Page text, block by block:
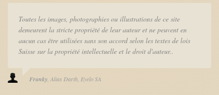
Toutes les images, photographies ou illustrations de ce site
demeurent la stricte propriété de leur auteur et ne peuvent en
aucun cas être utilisées sans son accord selon les textes de lois
Suisse sur la propriété intellectuelle et le droit d'auteur..
Franky Alias Darth Eyelo SA